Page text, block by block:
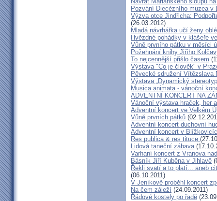
Pozvání Diecézního muzea v
Výzva otce Jindřicha:
(26.03.2012)
Mladá návrhářka učí ženy
Hvězdné pohádky v klášeře
Vůně prvního pátku v měsíci
Požehnání knihy Jiřího
To nejcennější přišlo časem
Výstava "Co je člověk" v
Pěvecké sdružení Vítězslava
Výstava „Dynamický
Musica animata - vánoční
ADVENTNÍ KONCERT NA
Vánoční výstava hraček, her
Adventní koncert ve Velkém
Vůně prvních pátků
Adventní koncert duchovní
Adventní koncert v
Res publica & res tituce
Lidová taneční zábava
Varhaní koncert z Vranova
Básník Jiří Kuběna v Jihlavě
Řekli svatí a to platí... aneb
(06.10.2011)
V Jeníkově proběhl koncert
Na čem záleží (24.09.2011)
Řádové kostely po řadě